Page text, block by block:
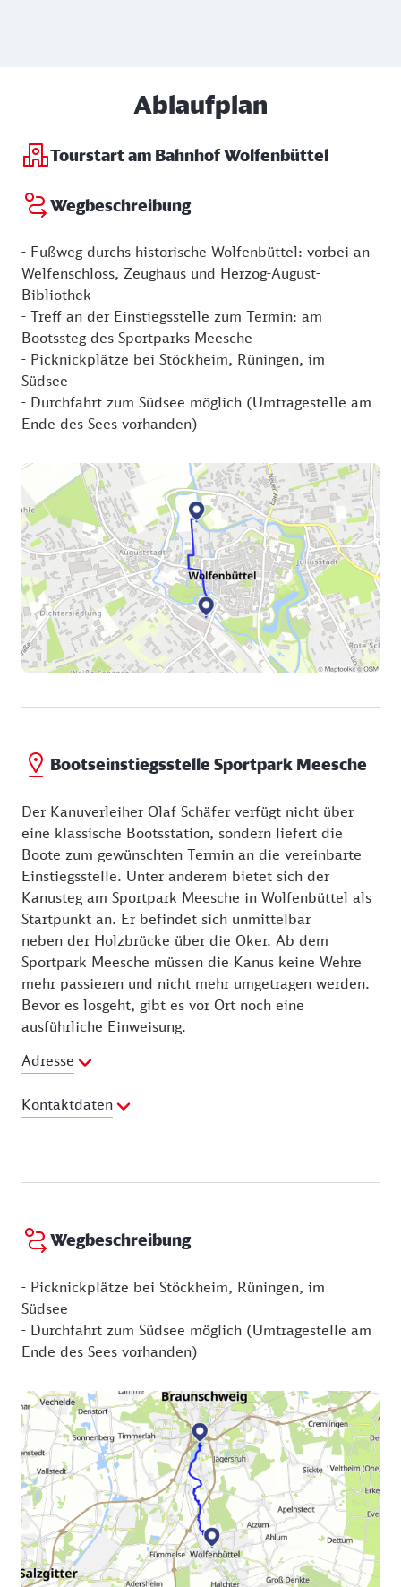
Ablaufplan
Tourstart am Bahnhof Wolfenbüttel
Wegbeschreibung
- Fußweg durchs historische Wolfenbüttel: vorbei an
Welfenschloss, Zeughaus und Herzog-August-
Bibliothek
- Treff an der Einstiegsstelle zum Termin: am
Bootssteg des Sportparks Meesche
- Picknickplätze bei Stöckheim, Rüningen, im
Südsee
- Durchfahrt zum Südsee möglich (Umtragestelle am
Ende des Sees vorhanden)
Bootseinstiegsstelle Sportpark Meesche
Der Kanuverleiher Olaf Schäfer verfügt nicht über
eine klassische Bootsstation, sondern liefert die
Boote zum gewünschten Termin an die vereinbarte
Einstiegsstelle. Unter anderem bietet sich der
Kanusteg am Sportpark Meesche in Wolfenbüttel als
Startpunkt an. Er befindet sich unmittelbar
neben der Holzbrücke über die Oker. Ab dem
Sportpark Meesche müssen die Kanus keine Wehre
mehr passieren und nicht mehr umgetragen werden.
Bevor es losgeht, gibt es vor Ort noch eine
ausführliche Einweisung.
Adresse
Kontaktdaten
E-Mail Adresse:abenteuer@boots-touren.de
Wegbeschreibung
- Picknickplätze bei Stöckheim, Rüningen, im
Südsee
- Durchfahrt zum Südsee möglich (Umtragestelle am
Ende des Sees vorhanden)